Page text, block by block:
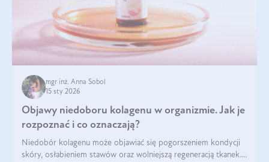
mgr inż. Anna Sobol
15 sty 2026
Objawy niedoboru kolagenu w organizmie. Jak je
rozpoznać i co oznaczają?
Niedobór kolagenu może objawiać się pogorszeniem kondycji
skóry, osłabieniem stawów oraz wolniejszą regeneracją tkanek.